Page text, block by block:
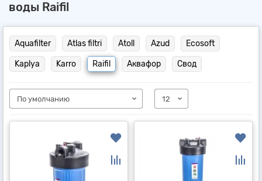
воды Raifil
Aquafilter Atlas filtri Atoll Azud Ecosoft
Kaplya Karro Raifil Аквафор Свод